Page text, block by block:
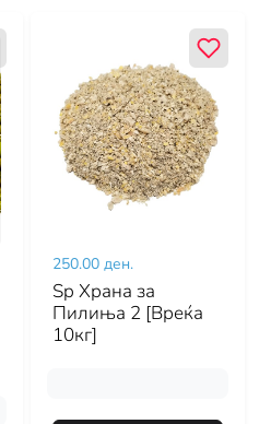
250.00 ден.
Sp Храна за
Пилиња 2 [Вреќа
10кг]